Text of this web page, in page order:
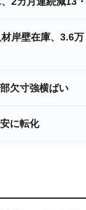
岸壁在庫、3.6万
欠寸強横ばい
に転化